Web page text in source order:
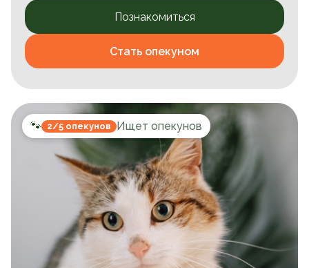
Познакомиться
Стать опекуном
🐾 2/5 опекунов Ищет опекунов